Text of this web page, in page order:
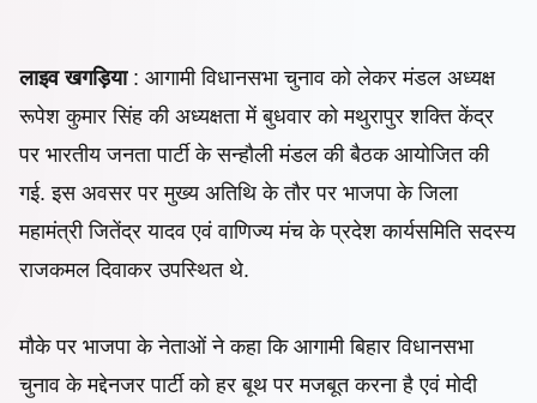
लाइव खगड़िया: आगामी विधानसभा चुनाव को लेकर मंडल अध्यक्ष
रूपेश कुमार सिंह की अध्यक्षता में बुधवार को मथुरापुर शक्ति केंद्र
पर भारतीय जनता पार्टी के सन्हौली मंडल की बैठक आयोजित की
गई. इस अवसर पर मुख्य अतिथि के तौर पर भाजपा के जिला
महामंत्री जितेंद्र यादव एवं वाणिज्य मंच के प्रदेश कार्यसमिति सदस्य
राजकमल दिवाकर उपस्थित थे.
मौके पर भाजपा के नेताओं ने कहा कि आगामी बिहार विधानसभा
चुनाव के मद्देनजर पार्टी को हर बूथ पर मजबूत करना है एवं मोदी